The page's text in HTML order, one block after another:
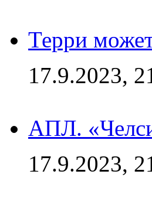
Терри
17.9.2023,
АПЛ.
17.9.2023,